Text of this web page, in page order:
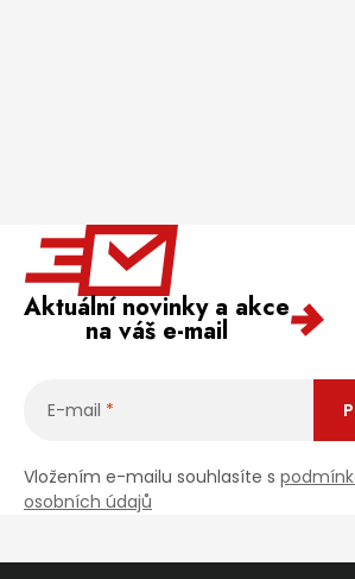
Aktuální novinky a akce
na váš e-mail
E-mail
Vložením e-mailu souhlasíte s
osobních údajů